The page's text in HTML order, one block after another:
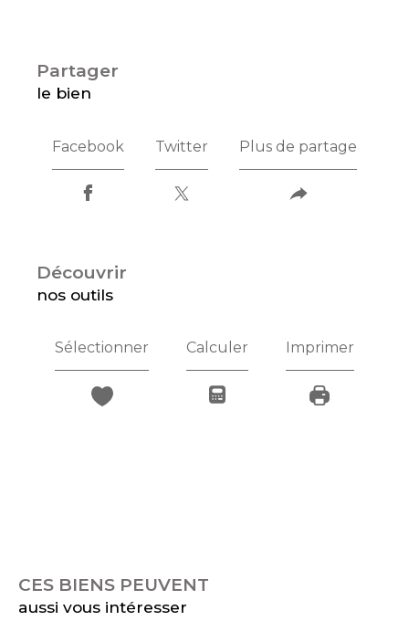
partager
le bien
Facebook Twitter Plus de partage
découvrir
nos outils
Sélectionner Calculer Imprimer
CES BIENS PEUVENT
aussi vous intéresser